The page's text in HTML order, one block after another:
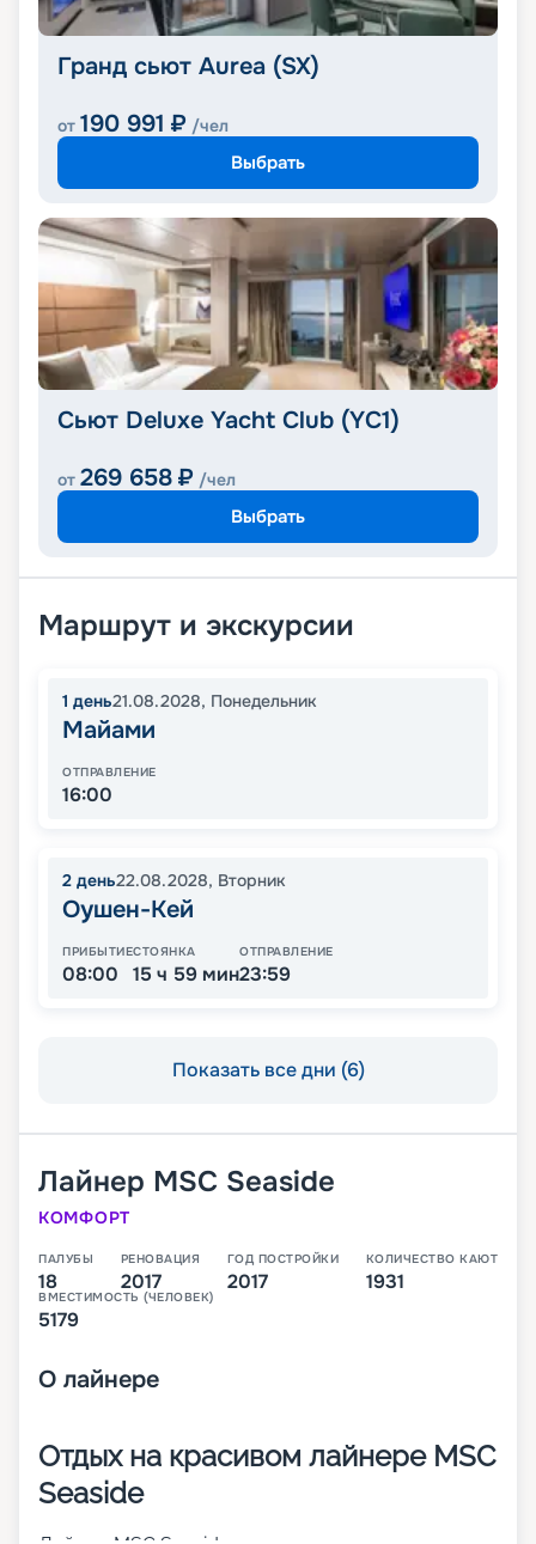
Гранд сьют Aurea (SX)
от 190 991 ₽ /чел
Выбрать
Сьют Deluxe Yacht Club (YC1)
от 269 658 ₽ /чел
Выбрать
Маршрут и экскурсии
1 день21.08.2028, Понедельник
Майами
ОТПРАВЛЕНИЕ
16:00
2 день22.08.2028, Вторник
Оушен-Кей
ПРИБЫТИЕ
08:00
СТОЯНКА
15 ч 59 мин
ОТПРАВЛЕНИЕ
23:59
Показать все дни (6)
Лайнер MSC Seaside
КОМФОРТ
ПАЛУБЫ
18
РЕНОВАЦИЯ
2017
ГОД ПОСТРОЙКИ
2017
КОЛИЧЕСТВО КАЮТ
1931
ВМЕСТИМОСТЬ (ЧЕЛОВЕК)
5179
О лайнере
Отдых на красивом лайнере MSC
Seaside